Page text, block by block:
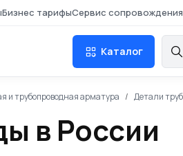
Бизнес тарифыСервис
Каталог
и трубопроводная арматура Детали
в России